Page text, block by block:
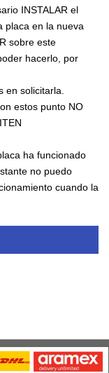
INSTALAR el
placa en la nueva
sobre este
hacerlo, por
en solicitarla.
estos punto NO
ha funcionado
no puedo
cuando la